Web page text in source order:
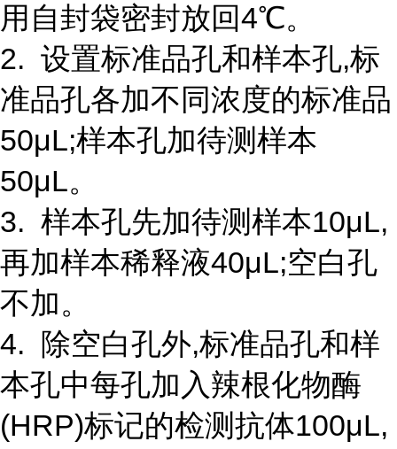
用自封袋密封放回4℃。
2. 设置标准品孔和样本孔,标
准品孔各加不同浓度的标准品
50μL;样本孔加待测样本
50μL。
3. 样本孔先加待测样本10μL,
再加样本稀释液40μL;空白孔
不加。
4. 除空白孔外,标准品孔和样
本孔中每孔加入辣根化物酶
(HRP)标记的检测抗体100μL,